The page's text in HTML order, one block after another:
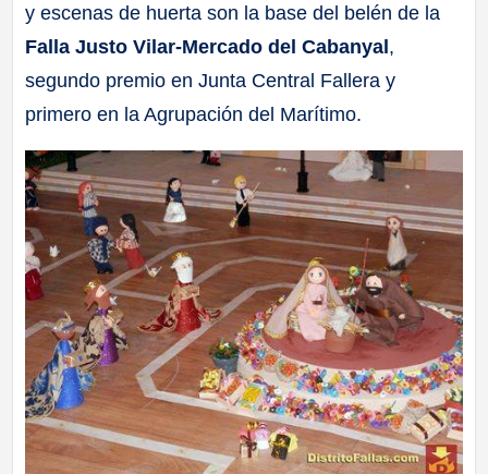
y escenas de huerta son la base del belén de la
Falla Justo Vilar-Mercado del Cabanyal,
segundo premio en Junta Central Fallera y
primero en la Agrupación del Marítimo.